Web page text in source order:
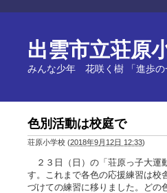
出雲市立荘原
みんな少年 花咲く樹 「進歩の
色別活動は校庭で
荘原小学校 (2018年9月12日 12:33)
２３日（日）の「荘原っ子大運
す。これまで各色の応援練習は校
づけての練習に移りました。どの